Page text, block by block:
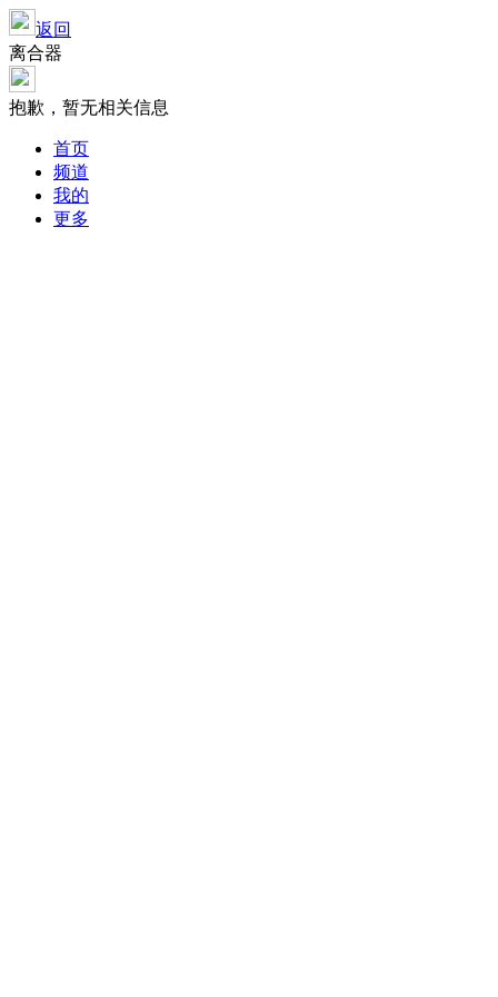
返回
离合器
抱歉，暂无相关信息
首页
频道
我的
更多